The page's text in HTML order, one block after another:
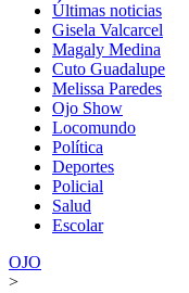
Últimas noticias
Gisela Valcarcel
Magaly Medina
Cuto Guadalupe
Melissa Paredes
Ojo Show
Locomundo
Política
Deportes
Policial
Salud
Escolar
OJO
>